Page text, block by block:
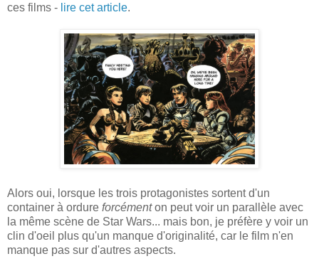
ces films - lire cet article.
Alors oui, lorsque les trois protagonistes sortent d'un
container à ordure forcémenton peut voir un parallèle avec
la même scène de Star Wars... mais bon, je préfère y voir un
clin d'oeil plus qu'un manque d'originalité, car le film n'en
manque pas sur d'autres aspects.